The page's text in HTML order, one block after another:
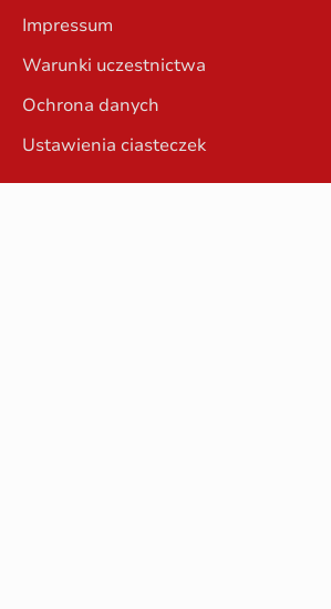
Impressum
Warunki uczestnictwa
Ochrona danych
Ustawienia ciasteczek